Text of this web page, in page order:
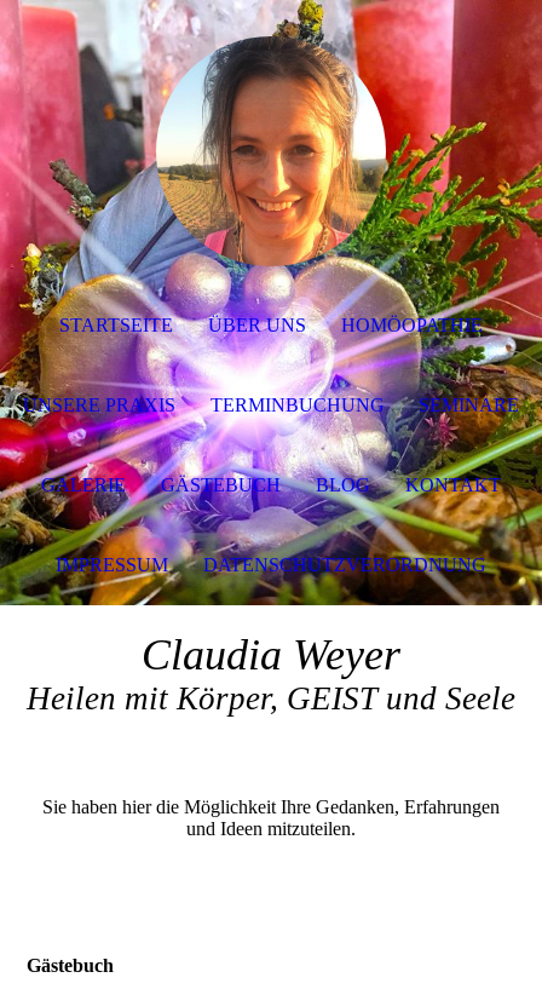
Claudia Weyer
Heilen mit Körper, GEIST und Seele
Sie haben hier die Möglichkeit Ihre Gedanken, Erfahrungen
und Ideen mitzuteilen.
Gästebuch
STARTSEITE ÜBER UNS HOMÖOPATHIE
UNSERE PRAXIS TERMINBUCHUNG SEMINARE
GALERIE GÄSTEBUCH BLOG KONTAKT
IMPRESSUM DATENSCHUTZVERORDNUNG